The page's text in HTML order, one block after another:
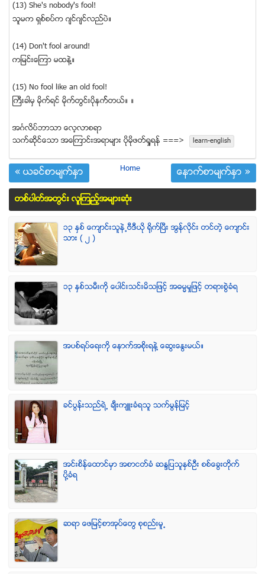
(13) She's nobody's fool!
သူမက ရွစ္စပ္က ဂ်င္ဂ်င္လည္ပဲ။
(14) Don't fool around!
ကျမင္းေၾကာ မထနဲ႔။
(15) No fool like an old fool!
ႀကီးခါမွ မိုက္ရင္ မိုက္တြင္းပိုနက္္တယ္။ ။
အဂၤလိပ္ဘာသာ ေလ့လာစရာ
သက္ဆုိင္ေသာ အေၾကာင္းအရာမ်ား ပုိမုိဖတ္ရႈရန္ ===>
learn-english
« ယခင္စာမ်က္ႏွာ Home ေနာက္စာမ်က္ႏွာ »
တစ္ပါတ္အတြင္း လူၾကည့္အမ်ားဆံုး
၁၃ ႏွစ္ ေက်ာင္းသူနဲ႕ဗီဒီယို ရိုက္ျပီး အြန္လိုင္း တင္တဲ့ ေက်ာင္း
သား ( ၂ )
၁၃ ႏွစ္သမီးကို ေပါင္းသင္းမိသျဖင့္ အဓမၼမႈျဖင့္ တရားစြဲခံရ
အပစ္ရပ္ေရးကို ေနာက္အစိုးရနဲ႔ ေဆြးေႏြးမယ္။
ခင္ပြန္းသည္ရဲ႕ ခ်ီးက်ဴးခံရသူ သက္မြန္ျမင့္
အင္းစိန္ေထာင္မွာ အစာငတ္ခံ ဆႏၵျပသူႏွစ္ဦး စစ္ေခြးတုိက္
ပုိ႔ခံရ
ဆရာ ေဖျမင့္စာအုပ္ေတြ စုစည္းမူ႕